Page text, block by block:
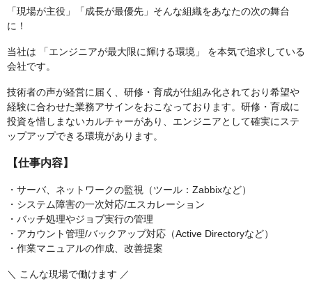
「現場が主役」「成長が最優先」そんな組織をあなたの次の舞台
に！
当社は 「エンジニアが最大限に輝ける環境」 を本気で追求している
会社です。
技術者の声が経営に届く、研修・育成が仕組み化されており希望や
経験に合わせた業務アサインをおこなっております。研修・育成に
投資を惜しまないカルチャーがあり、エンジニアとして確実にステ
ップアップできる環境があります。
【仕事内容】
・サーバ、ネットワークの監視（ツール：Zabbixなど）
・システム障害の一次対応/エスカレーション
・バッチ処理やジョブ実行の管理
・アカウント管理/バックアップ対応（Active Directoryなど）
・作業マニュアルの作成、改善提案
＼ こんな現場で働けます ／